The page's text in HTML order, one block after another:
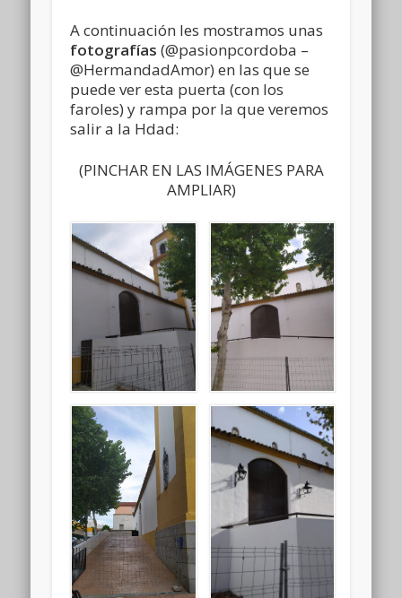
A continuación les mostramos unas
fotografías (@pasionpcordoba –
@HermandadAmor) en las que se
puede ver esta puerta (con los
faroles) y rampa por la que veremos
salir a la Hdad:
(PINCHAR EN LAS IMÁGENES PARA
AMPLIAR)